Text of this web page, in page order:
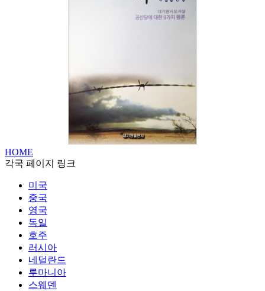
HOME
각국 페이지 링크
미국
중국
영국
독일
호주
러시아
네덜란드
루마니아
스웨덴